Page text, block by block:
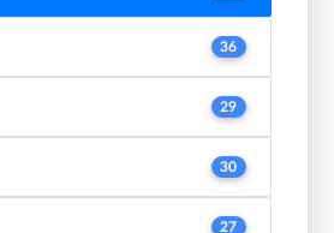
36
29
30
27